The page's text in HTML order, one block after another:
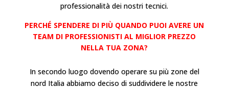
professionalità dei nostri tecnici.
PERCHÉ SPENDERE DI PIÙ QUANDO PUOI AVERE UN
TEAM DI PROFESSIONISTI AL MIGLIOR PREZZO
NELLA TUA ZONA?
In secondo luogo dovendo operare su più zone del
nord Italia abbiamo deciso di suddividere le nostre